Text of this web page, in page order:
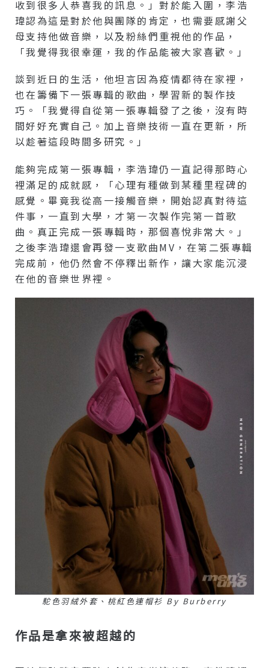
收到很多人恭喜我的訊息。」對於能入圍，李浩
瑋認為這是對於他與團隊的肯定，也需要感謝父
母支持他做音樂，以及粉絲們重視他的作品，
「我覺得我很幸運，我的作品能被大家喜歡。」
談到近日的生活，他坦言因為疫情都待在家裡，
也在籌備下一張專輯的歌曲，學習新的製作技
巧。「我覺得自從第一張專輯發了之後，沒有時
間好好充實自己。加上音樂技術一直在更新，所
以趁著這段時間多研究。」
能夠完成第一張專輯，李浩瑋仍一直記得那時心
裡滿足的成就感，「心理有種做到某種里程碑的
感覺。畢竟我從高一接觸音樂，開始認真對待這
件事，一直到大學，才第一次製作完第一首歌
曲。真正完成一張專輯時，那個喜悅非常大。」
之後李浩瑋還會再發一支歌曲MV，在第二張專輯
完成前，他仍然會不停釋出新作，讓大家能沉浸
在他的音樂世界裡。
駝色羽絨外套、桃紅色連帽衫 By Burberry
作品是拿來被超越的